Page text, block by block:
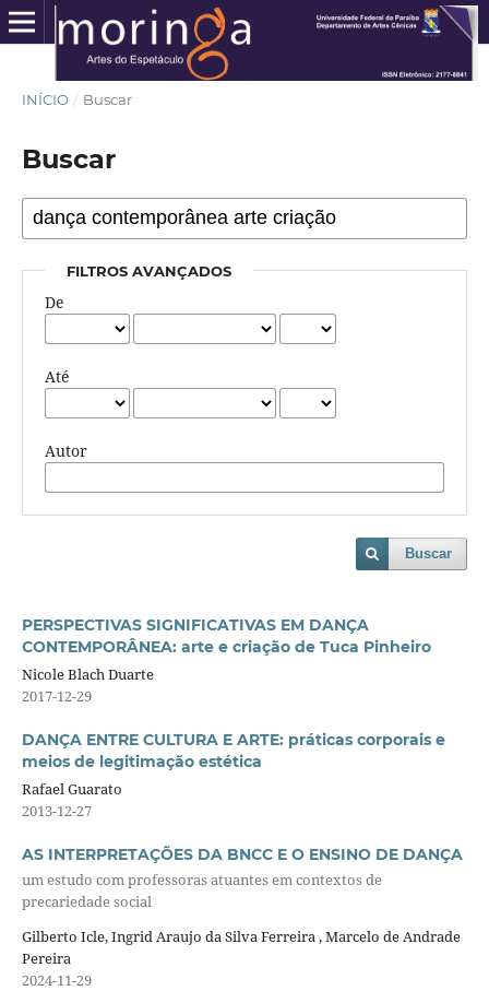
INÍCIO / Buscar
Buscar
FILTROS AVANÇADOS
De
Até
Autor
Buscar
PERSPECTIVAS SIGNIFICATIVAS EM DANÇA
CONTEMPORÂNEA: arte e criação de Tuca Pinheiro
Nicole Blach Duarte
2017-12-29
DANÇA ENTRE CULTURA E ARTE: práticas corporais e
meios de legitimação estética
Rafael Guarato
2013-12-27
AS INTERPRETAÇÕES DA BNCC E O ENSINO DE DANÇA
um estudo com professoras atuantes em contextos de
precariedade social
Gilberto Icle, Ingrid Araujo da Silva Ferreira , Marcelo de Andrade
Pereira
2024-11-29